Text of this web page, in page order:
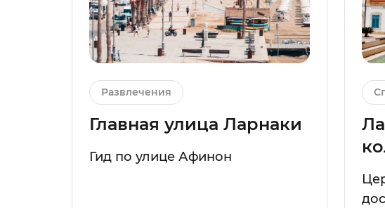
Развлечения
Главная улица Ларнаки
Гид по улице Афинон